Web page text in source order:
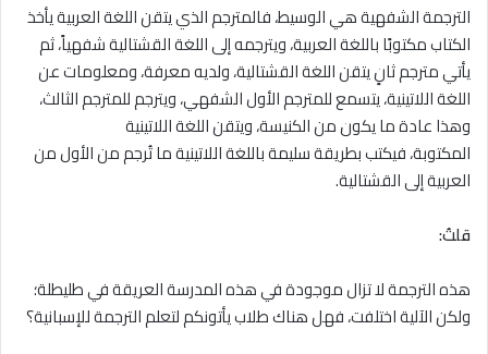
الترجمة الشفهية هي الوسيط، فالمترجم الذي يتقن اللغة العربية يأخذ
الكتاب مكتوبًا باللغة العربية، ويترجمه إلى اللغة القشتالية شفهياً، ثم
يأتي مترجم ثانٍ يتقن اللغة القشتالية، ولديه معرفة، ومعلومات عن
اللغة اللاتينية، يتسمع للمترجم الأول الشفهي، ويترجم للمترجم الثالث،
وهذا عادة ما يكون من الكنيسة، ويتقن اللغة اللاتينية
المكتوبة، فيكتب بطريقة سليمة باللغة اللاتينية ما تُرجم من الأول من
العربية إلى القشتالية.
قلتُ:
هذه الترجمة لا تزال موجودة في هذه المدرسة العريقة في طليطلة؛
ولكن الآلية اختلفت، فهل هناك طلاب يأتونكم لتعلم الترجمة للإسبانية؟